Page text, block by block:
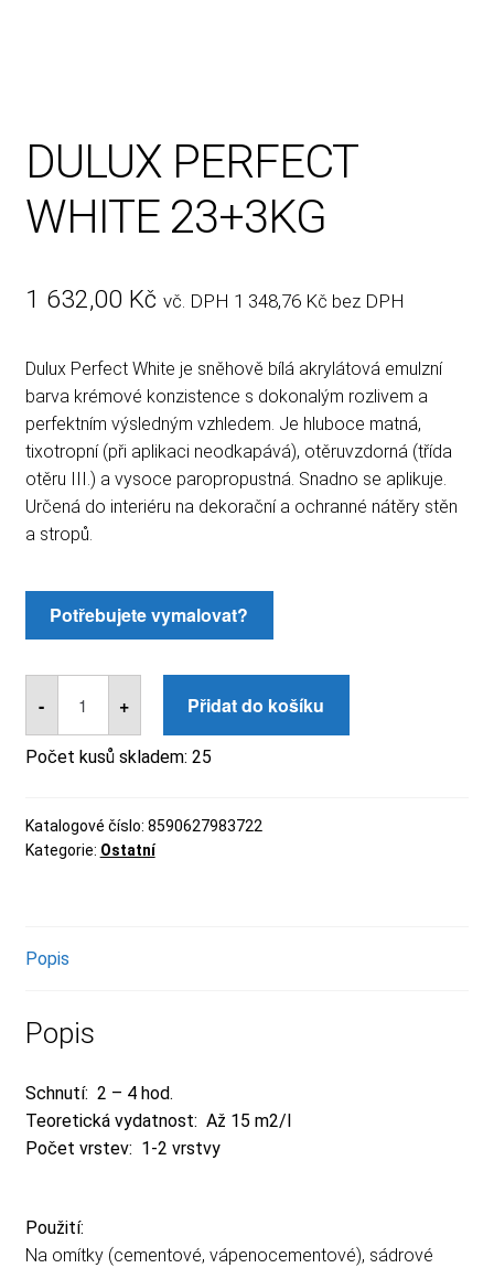
DULUX PERFECT
WHITE 23+3KG
1 632,00 Kč vč. DPH 1 348,76 Kč bez DPH
Dulux Perfect White je sněhově bílá akrylátová emulzní
barva krémové konzistence s dokonalým rozlivem a
perfektním výsledným vzhledem. Je hluboce matná,
tixotropní (při aplikaci neodkapává), otěruvzdorná (třída
otěru III.) a vysoce paropropustná. Snadno se aplikuje.
Určená do interiéru na dekorační a ochranné nátěry stěn
a stropů.
-
DULUX
PERFECT
WHITE
23+3KG
množství
+ Přidat do košíku
Počet kusů skladem: 25
Katalogové číslo: 8590627983722
Kategorie: Ostatní
Popis
Popis
Schnutí: 2 – 4 hod.
Teoretická vydatnost: Až 15 m2/l
Počet vrstev: 1-2 vrstvy
Použití:
Na omítky (cementové, vápenocementové), sádrové